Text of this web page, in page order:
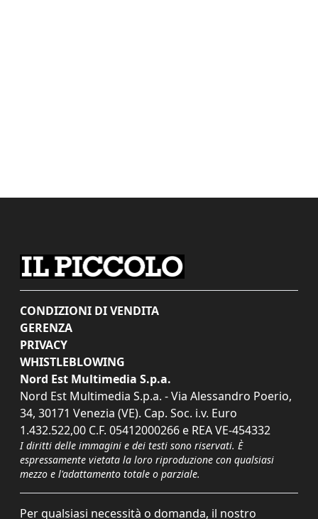
CONDIZIONI DI VENDITA
GERENZA
PRIVACY
WHISTLEBLOWING
Nord Est Multimedia S.p.a.
Nord Est Multimedia S.p.a. - Via Alessandro Poerio,
34, 30171 Venezia (VE). Cap. Soc. i.v. Euro
1.432.522,00 C.F. 05412000266 e REA VE-454332
I diritti delle immagini e dei testi sono riservati. È
espressamente vietata la loro riproduzione con qualsiasi
mezzo e l'adattamento totale o parziale.
Per qualsiasi necessità o domanda, il nostro